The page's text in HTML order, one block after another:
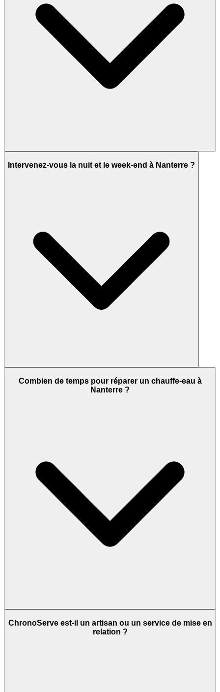
Intervenez-vous la nuit et le week-end à Nanterre ?
Combien de temps pour réparer un chauffe-eau à
Nanterre ?
ChronoServe est-il un artisan ou un service de mise en
relation ?